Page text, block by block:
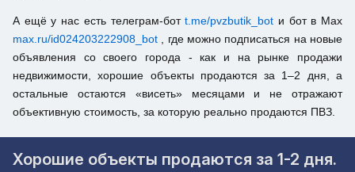
А ещё у нас есть телеграм-ботt.me/pvzbutik_bot и бот в Max
max.ru/id024203222908_bot
, где можно подписаться на новые
объявления со своего города - как и на рынке продажи
недвижимости, хорошие объекты продаются за 1–2 дня, а
остальные остаются «висеть» месяцами и не отражают
объективную стоимость, за которую реально продаются ПВЗ.
Хорошие объекты продаются за 1-2 дня.